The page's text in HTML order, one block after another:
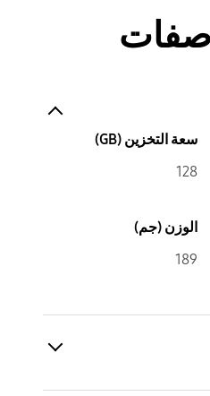
سعة التخزين (GB)
128
الوزن (جم)
189